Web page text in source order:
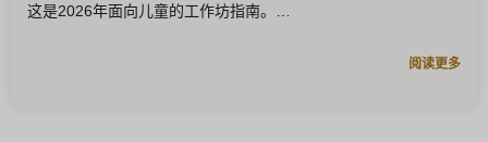
这是2026年面向儿童的工作坊指南。
阅读更多